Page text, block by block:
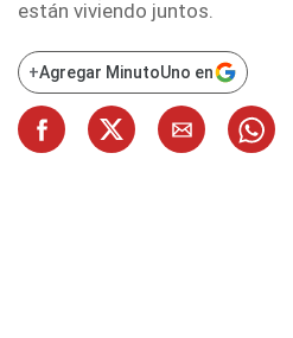
están viviendo juntos.
+Agregar MinutoUno en